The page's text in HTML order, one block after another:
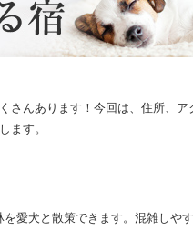
さんあります！今回は、住所、
ます。
愛犬と散策できます。混雑しや